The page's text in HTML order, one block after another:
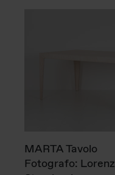
MARTA Tavolo
Fotografo: Lorenz